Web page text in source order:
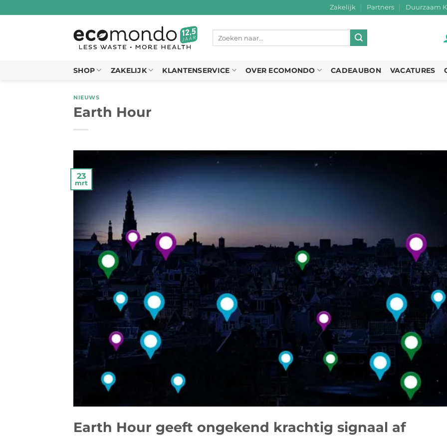
Zakelijk Partners Duurzaam
Zoeken
SHOP ZAKELIJK KLANTENSERVICE OVER ECOMONDO CADEAUBON VACATURES
NIEUWS
Earth Hour
23
mrt
Earth Hour geeft ongekend krachtig signaal af